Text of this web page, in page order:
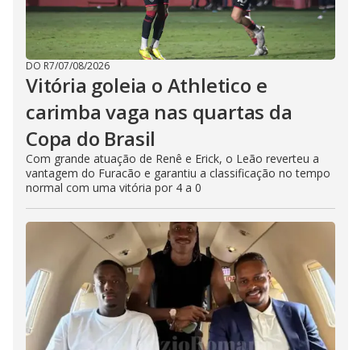
DO R7/07/08/2026
Vitória goleia o Athletico e
carimba vaga nas quartas da
Copa do Brasil
Com grande atuação de Renê e Erick, o Leão reverteu a
vantagem do Furacão e garantiu a classificação no tempo
normal com uma vitória por 4 a 0